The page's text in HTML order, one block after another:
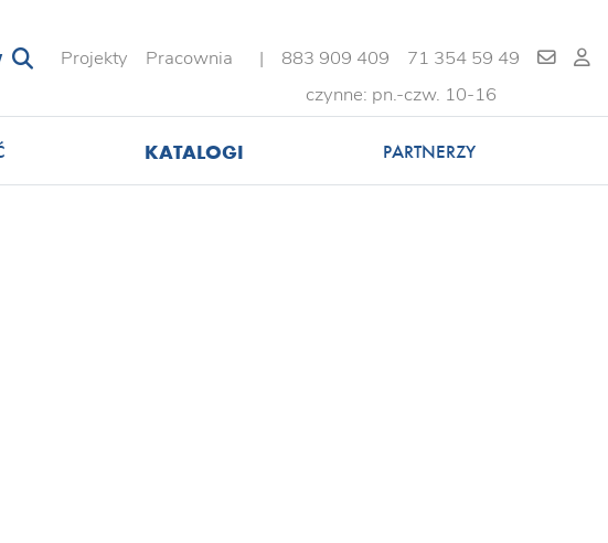
Projekty Pracownia | 883 909 409
71 354 59 49
czynne: pn.-czw. 10-16
KATALOGI PARTNERZY